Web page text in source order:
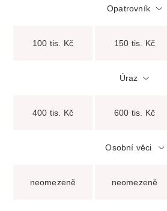
Opatrovník
100 tis. Kč 150 tis. Kč
Úraz
400 tis. Kč 600 tis. Kč
Osobní věci
neomezeně neomezeně